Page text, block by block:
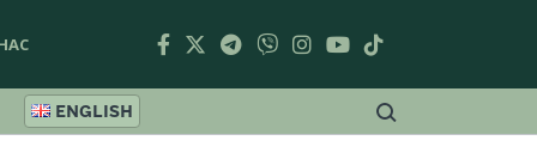
ENGLISH